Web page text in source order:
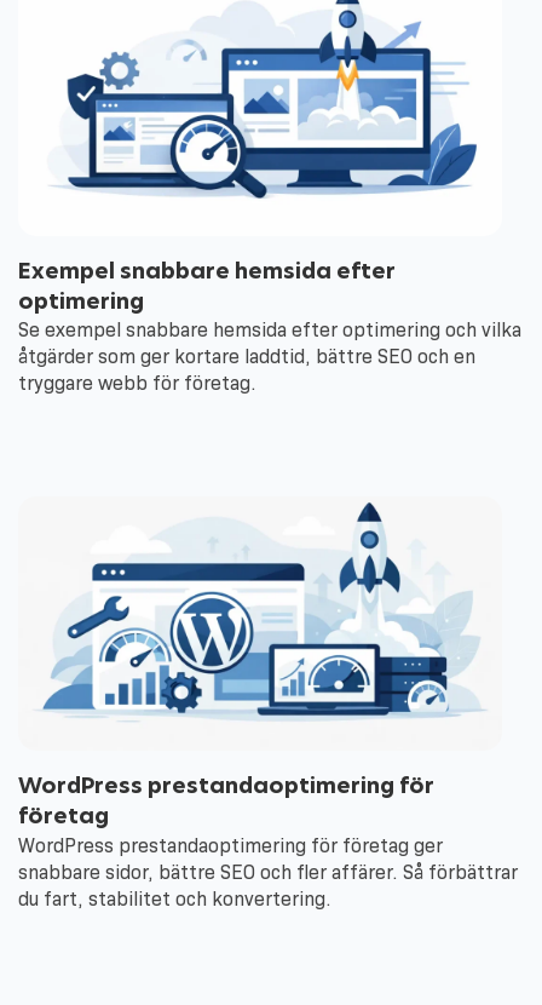
Exempel snabbare hemsida efter
optimering
Se exempel snabbare hemsida efter optimering och vilka
åtgärder som ger kortare laddtid, bättre SEO och en
tryggare webb för företag.
WordPress prestandaoptimering för
företag
WordPress prestandaoptimering för företag ger
snabbare sidor, bättre SEO och fler affärer. Så förbättrar
du fart, stabilitet och konvertering.